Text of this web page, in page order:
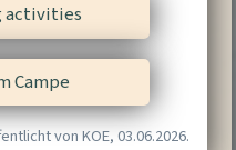
activities
Campe
von KOE, 03.06.2026.